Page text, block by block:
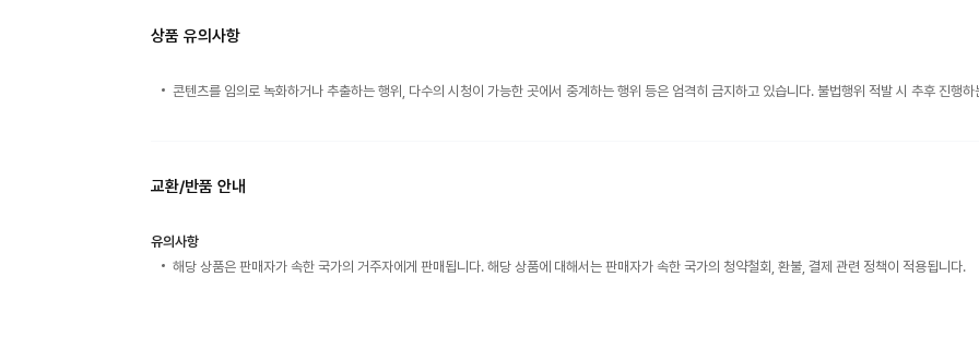
상품 유의사항
콘텐츠를 임의로 녹화하거나 추출하는 행위, 다수의 시청이 가능한 곳에서 중계하는 행위 등은 엄격히 금지하고 있습니다. 불법행위 적발 시 추후 진행
교환/반품 안내
유의사항
해당 상품은 판매자가 속한 국가의 거주자에게 판매됩니다. 해당 상품에 대해서는 판매자가 속한 국가의 청약철회, 환불, 결제 관련 정책이 적용됩니다.